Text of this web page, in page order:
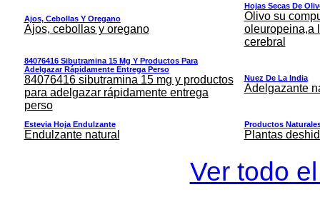
Ajos, Cebollas Y Oregano
Ajos, cebollas y oregano
Hojas Secas De
Olivo su
oleuropeina,a
cerebral
84076416 Sibutramina 15 Mg Y Productos Para
Adelgazar Rápidamente Entrega Perso
84076416 sibutramina 15 mg y productos
para adelgazar rápidamente entrega
perso
Nuez De La India
Adelgazante
Estevia Hoja Endulzante
Endulzante natural
Productos
Plantas
Ver todo